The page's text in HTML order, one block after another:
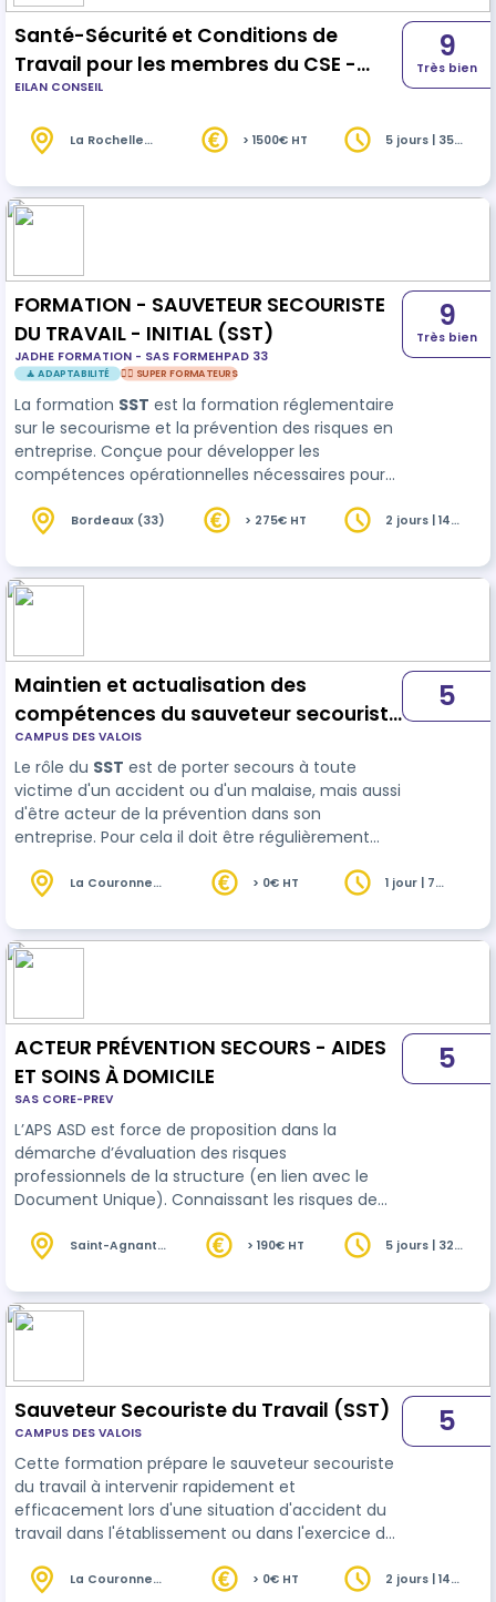
Santé-Sécurité et Conditions de
Travail pour les membres du CSE -
INTER
EILAN CONSEIL
9
Très bien
La Rochelle
> 1500€ HT
5 jours | 35
FORMATION - SAUVETEUR SECOURISTE
DU TRAVAIL - INITIAL (SST)
JADHE FORMATION - SAS FORMEHPAD 33
🧘 ADAPTABILITÉ 🦸‍♀️ SUPER FORMATEURS
La formation SST est la formation réglementaire
sur le secourisme et la prévention des risques en
entreprise. Conçue pour développer les
compétences opérationnelles nécessaires pour
participer activement à la démarche …
9
Très bien
Bordeaux (33) > 275€ HT
2 jours | 14
Maintien et actualisation des
compétences du sauveteur secouriste
du travail (MAC SST)
CAMPUS DES VALOIS
Le rôle du SST est de porter secours à toute
victime d'un accident ou d'un malaise, mais aussi
d'être acteur de la prévention dans son
entreprise. Pour cela il doit être régulièrement
5
La Couronne
> 0€ HT
1 jour | 7
ACTEUR PRÉVENTION SECOURS - AIDES
ET SOINS À DOMICILE
SAS CORE-PREV
L’APS ASD est force de proposition dans la
démarche d’évaluation des risques
professionnels de la structure (en lien avec le
Document Unique). Connaissant les risques de
de travail. Il propose des améliorations
lorsqu’elle peut nuire à sa santé. Il peut aussi
analyser toute situation de travail dans la
mobi…
5
Saint-Agnant
> 190€ HT
5 jours | 32
Sauveteur Secouriste du Travail (SST)
CAMPUS DES VALOIS
Cette formation prépare le sauveteur secouriste
du travail à intervenir rapidement et
efficacement lors d'une situation d'accident du
travail dans l'établissement ou dans l'exercice de
5
La Couronne
> 0€ HT
2 jours | 14